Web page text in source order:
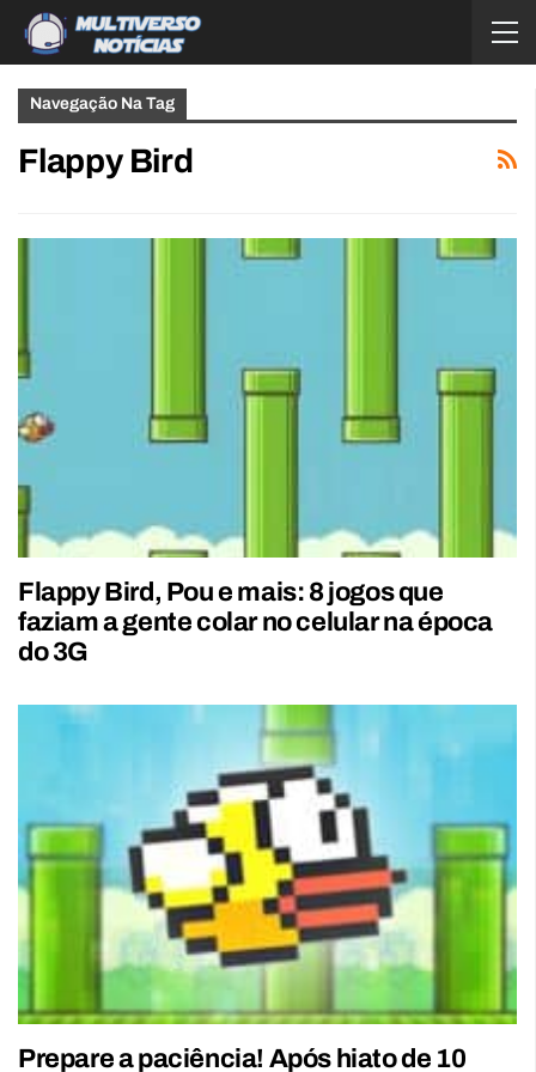
Navegação Na Tag
Flappy Bird
Flappy Bird, Pou e mais: 8 jogos que
faziam a gente colar no celular na época
do 3G
Prepare a paciência! Após hiato de 10